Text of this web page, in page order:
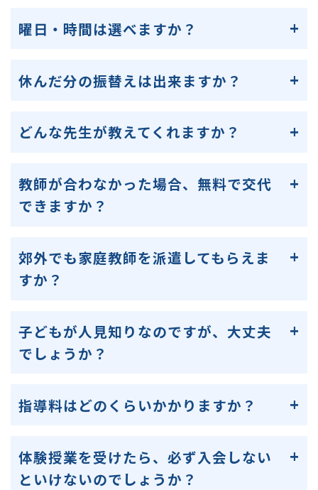
曜日・時間は選べますか？
休んだ分の振替えは出来ますか？
どんな先生が教えてくれますか？
教師が合わなかった場合、無料で交代
できますか？
郊外でも家庭教師を派遣してもらえま
すか？
子どもが人見知りなのですが、大丈夫
でしょうか？
指導料はどのくらいかかりますか？
体験授業を受けたら、必ず入会しない
といけないのでしょうか？